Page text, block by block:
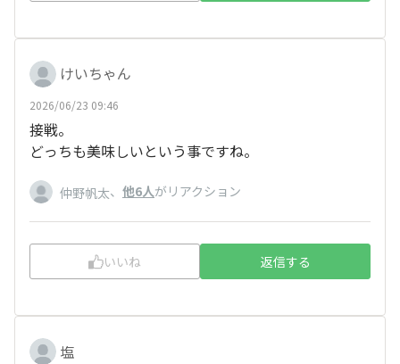
けいちゃん
2026/06/23 09:46
接戦。
どっちも美味しいという事ですね。
仲野帆太、 他6人がリアクション
いいね 返信する
塩